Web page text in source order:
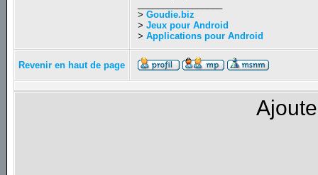
>Goudie.biz
>Jeux pour Android
>Applications pour Android
Revenir en haut de page